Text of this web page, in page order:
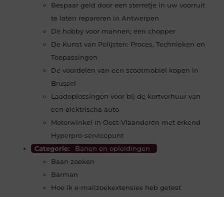
Bespaar geld door een sterretje in uw voorruit
te laten repareren in Antwerpen
De hobby voor mannen; een chopper
De Kunst van Polijsten: Proces, Technieken en
Toepassingen
De voordelen van een scootmobiel kopen in
Brussel
Laadoplossingen voor bij de kortverhuur van
een elektrische auto
Motorwinkel in Oost-Vlaanderen met erkend
Hyperpro-servicepunt
Categorie:
Banen en opleidingen
Baan zoeken
Barman
Hoe ik e-mailzoekextensies heb getest